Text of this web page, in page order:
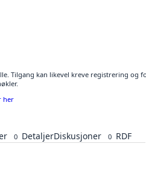
Tilgang kan likevel kreve registrering og
her
0 DetaljerDiskusjoner 0 RDF